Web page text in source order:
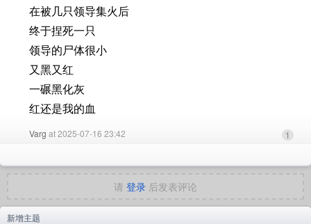
在被几只领导集火后
终于捏死一只
领导的尸体很小
又黑又红
一碾黑化灰
红还是我的血
Varg at 2025-07-16 23:42 1
请 登录 后发表评论
新增主题